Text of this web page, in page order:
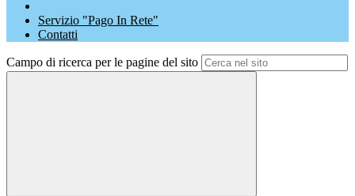
Servizio "Pago In Rete"
Contatti
Campo di ricerca per le pagine del sito